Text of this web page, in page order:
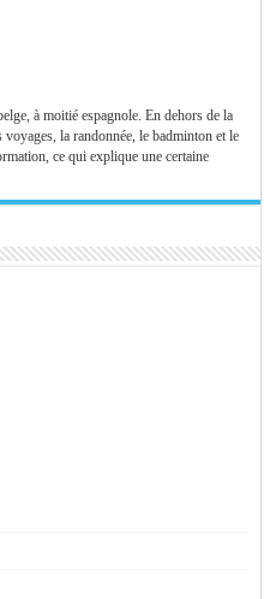
à moitié espagnole. En dehors de la
la randonnée, le badminton et le
ce qui explique une certaine